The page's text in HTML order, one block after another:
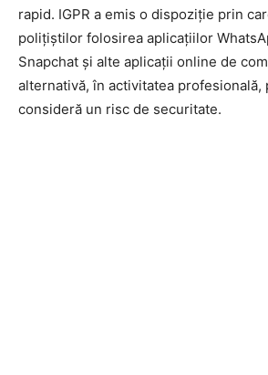
rapid. IGPR a emis o dispoziţie prin
poliţiştilor folosirea aplicaţiilor
Snapchat şi alte aplicaţii online de
alternativă, în activitatea profesională,
consideră un risc de securitate.